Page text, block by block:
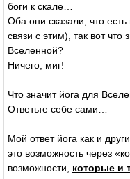
боги к скале…
Оба они сказали, что
связи с этим), так вот что
Вселенной?
Ничего, миг!
Что значит йога для
Ответьте себе сами…
Мой ответ йога как и
это возможность через
возможности, которые и